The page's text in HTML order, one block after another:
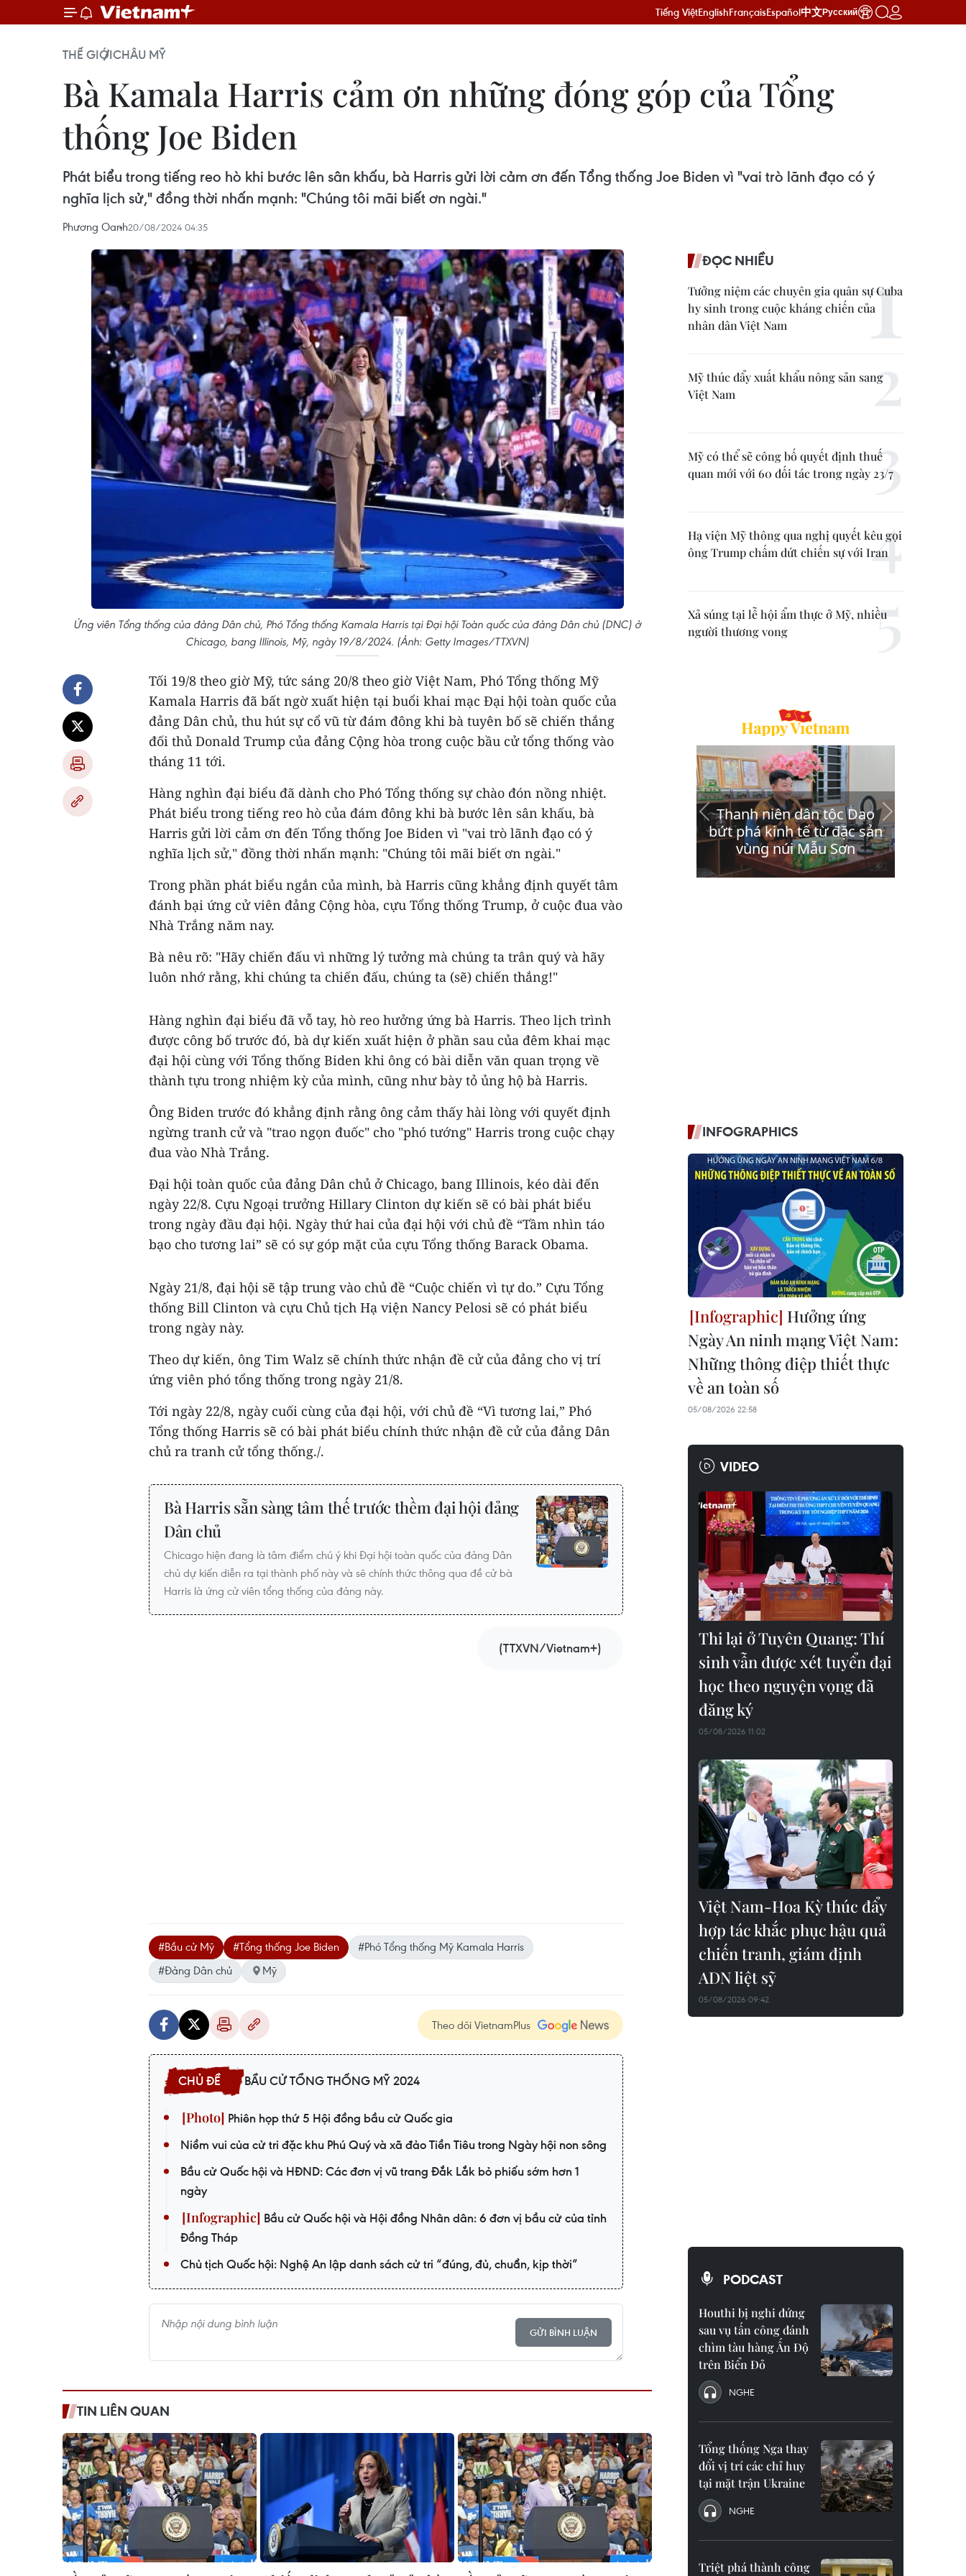
Tiếng ViệtEnglishFrançaisEspañol中文Русский
THẾ GIỚICHÂU MỸ
Bà Kamala Harris cảm ơn những đóng góp của Tổng
thống Joe Biden
Phát biểu trong tiếng reo hò khi bước lên sân khấu, bà Harris gửi lời cảm ơn đến Tổng thống Joe Biden vì "vai trò lãnh đạo có ý
nghĩa lịch sử," đồng thời nhấn mạnh: "Chúng tôi mãi biết ơn ngài."
Phương Oanh20/08/2024 04:35
Ứng viên Tổng thống của đảng Dân chủ, Phó Tổng thống Kamala Harris tại Đại hội Toàn quốc của đảng Dân chủ (DNC) ở
Chicago, bang Illinois, Mỹ, ngày 19/8/2024. (Ảnh: Getty Images/TTXVN)
Tối 19/8 theo giờ Mỹ, tức sáng 20/8 theo giờ Việt Nam, Phó Tổng thống Mỹ
Kamala Harris đã bất ngờ xuất hiện tại buổi khai mạc Đại hội toàn quốc của
đảng Dân chủ, thu hút sự cổ vũ từ đám đông khi bà tuyên bố sẽ chiến thắng
đối thủ Donald Trump của đảng Cộng hòa trong cuộc bầu cử tổng thống vào
tháng 11 tới.
Hàng nghìn đại biểu đã dành cho Phó Tổng thống sự chào đón nồng nhiệt.
Phát biểu trong tiếng reo hò của đám đông khi bà bước lên sân khấu, bà
Harris gửi lời cảm ơn đến Tổng thống Joe Biden vì "vai trò lãnh đạo có ý
nghĩa lịch sử," đồng thời nhấn mạnh: "Chúng tôi mãi biết ơn ngài."
Trong phần phát biểu ngắn của mình, bà Harris cũng khẳng định quyết tâm
đánh bại ứng cử viên đảng Cộng hòa, cựu Tổng thống Trump, ở cuộc đua vào
Nhà Trắng năm nay.
Bà nêu rõ: "Hãy chiến đấu vì những lý tưởng mà chúng ta trân quý và hãy
luôn nhớ rằng, khi chúng ta chiến đấu, chúng ta (sẽ) chiến thắng!"
Hàng nghìn đại biểu đã vỗ tay, hò reo hưởng ứng bà Harris. Theo lịch trình
được công bố trước đó, bà dự kiến xuất hiện ở phần sau của đêm khai mạc
đại hội cùng với Tổng thống Biden khi ông có bài diễn văn quan trọng về
thành tựu trong nhiệm kỳ của mình, cũng như bày tỏ ủng hộ bà Harris.
Ông Biden trước đó khẳng định rằng ông cảm thấy hài lòng với quyết định
ngừng tranh cử và "trao ngọn đuốc" cho "phó tướng" Harris trong cuộc chạy
đua vào Nhà Trắng.
Đại hội toàn quốc của đảng Dân chủ ở Chicago, bang Illinois, kéo dài đến
ngày 22/8. Cựu Ngoại trưởng Hillary Clinton dự kiến sẽ có bài phát biểu
trong ngày đầu đại hội. Ngày thứ hai của đại hội với chủ đề “Tầm nhìn táo
bạo cho tương lai” sẽ có sự góp mặt của cựu Tổng thống Barack Obama.
Ngày 21/8, đại hội sẽ tập trung vào chủ đề “Cuộc chiến vì tự do.” Cựu Tổng
thống Bill Clinton và cựu Chủ tịch Hạ viện Nancy Pelosi sẽ có phát biểu
trong ngày này.
Theo dự kiến, ông Tim Walz sẽ chính thức nhận đề cử của đảng cho vị trí
ứng viên phó tổng thống trong ngày 21/8.
Tới ngày 22/8, ngày cuối cùng của đại hội, với chủ đề “Vì tương lai,” Phó
Tổng thống Harris sẽ có bài phát biểu chính thức nhận đề cử của đảng Dân
chủ ra tranh cử tổng thống./.
Bà Harris sẵn sàng tâm thế trước thềm đại hội đảng
Dân chủ
Chicago hiện đang là tâm điểm chú ý khi Đại hội toàn quốc của đảng Dân
chủ dự kiến diễn ra tại thành phố này và sẽ chính thức thông qua đề cử bà
Harris là ứng cử viên tổng thống của đảng này.
(TTXVN/Vietnam+)
#Bầu cử Mỹ #Tổng thống Joe Biden
#Phó Tổng thống Mỹ Kamala Harris
#Đảng Dân chủ
Mỹ
Theo dõi VietnamPlus
BẦU CỬ TỔNG THỐNG MỸ 2024
Phiên họp thứ 5 Hội đồng bầu cử Quốc gia
Niềm vui của cử tri đặc khu Phú Quý và xã đảo Tiền Tiêu trong Ngày hội non sông
Bầu cử Quốc hội và HĐND: Các đơn vị vũ trang Đắk Lắk bỏ phiếu sớm hơn 1
ngày
Bầu cử Quốc hội và Hội đồng Nhân dân: 6 đơn vị bầu cử của tỉnh
Đồng Tháp
Chủ tịch Quốc hội: Nghệ An lập danh sách cử tri “đúng, đủ, chuẩn, kịp thời”
GỬI BÌNH LUẬN
TIN LIÊN QUAN
ĐỌC NHIỀU
Tưởng niệm các chuyên gia quân sự Cuba
hy sinh trong cuộc kháng chiến của
nhân dân Việt Nam
Mỹ thúc đẩy xuất khẩu nông sản sang
Việt Nam
Mỹ có thể sẽ công bố quyết định thuế
quan mới với 60 đối tác trong ngày 23/7
Hạ viện Mỹ thông qua nghị quyết kêu gọi
ông Trump chấm dứt chiến sự với Iran
Xả súng tại lễ hội ẩm thực ở Mỹ, nhiều
người thương vong
INFOGRAPHICS
Hưởng ứng
Ngày An ninh mạng Việt Nam:
Những thông điệp thiết thực
về an toàn số
05/08/2026 22:58
VIDEO
Thi lại ở Tuyên Quang: Thí
sinh vẫn được xét tuyển đại
học theo nguyện vọng đã
đăng ký
05/08/2026 11:02
Việt Nam-Hoa Kỳ thúc đẩy
hợp tác khắc phục hậu quả
chiến tranh, giám định
ADN liệt sỹ
05/08/2026 09:42
PODCAST
Houthi bị nghi đứng
sau vụ tấn công đánh
chìm tàu hàng Ấn Độ
trên Biển Đỏ
NGHE
Tổng thống Nga thay
đổi vị trí các chỉ huy
tại mặt trận Ukraine
NGHE
Triệt phá thành công